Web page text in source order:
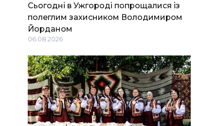
Сьогодні в Ужгороді попрощалися із
полеглим захисником Володимиром
Йорданом
06.08.2026